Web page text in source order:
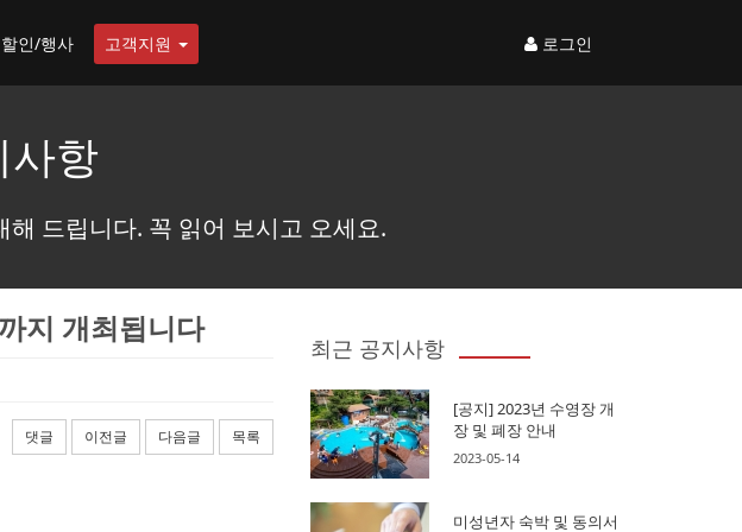
할인/행사 고객지원 로그인
사항
드립니다. 꼭 읽어 보시고 오세요.
지 개최됩니다
댓글 이전글 다음글 목록
최근 공지사항
[공지] 2023년 수영장 개
장 및 폐장 안내
2023-05-14
미성년자 숙박 및 동의서